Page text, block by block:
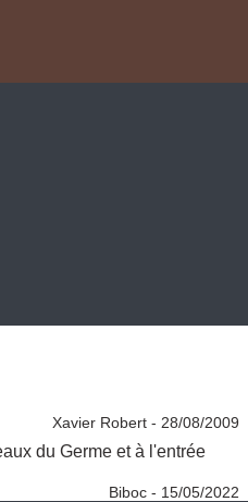
Xavier Robert - 28/08/2009
du Germe et à l'entrée
Biboc - 15/05/2022